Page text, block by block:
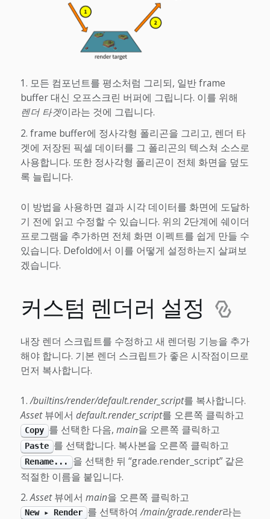
모든 컴포넌트를 평소처럼 그리되, 일반 frame
buffer 대신 오프스크린 버퍼에 그립니다. 이를 위해
렌더 타겟이라는 것에 그립니다.
frame buffer에 정사각형 폴리곤을 그리고, 렌더 타
겟에 저장된 픽셀 데이터를 그 폴리곤의 텍스쳐 소스로
사용합니다. 또한 정사각형 폴리곤이 전체 화면을 덮도
록 늘립니다.
이 방법을 사용하면 결과 시각 데이터를 화면에 도달하
기 전에 읽고 수정할 수 있습니다. 위의 2단계에 쉐이더
프로그램을 추가하면 전체 화면 이펙트를 쉽게 만들 수
있습니다. Defold에서 이를 어떻게 설정하는지 살펴보
겠습니다.
커스텀 렌더러 설정
내장 렌더 스크립트를 수정하고 새 렌더링 기능을 추가
해야 합니다. 기본 렌더 스크립트가 좋은 시작점이므로
먼저 복사합니다.
/builtins/render/default.render_script를 복사합니다.
Asset뷰에서 default.render_script를 오른쪽 클릭하고
Copy 를 선택한 다음,main을 오른쪽 클릭하고
Paste 를 선택합니다. 복사본을 오른쪽 클릭하고
Rename...
을 선택한 뒤 “grade.render_script” 같은
적절한 이름을 붙입니다.
Asset뷰에서 main을 오른쪽 클릭하고
New ▸ Render 를 선택하여/main/grade.render라는